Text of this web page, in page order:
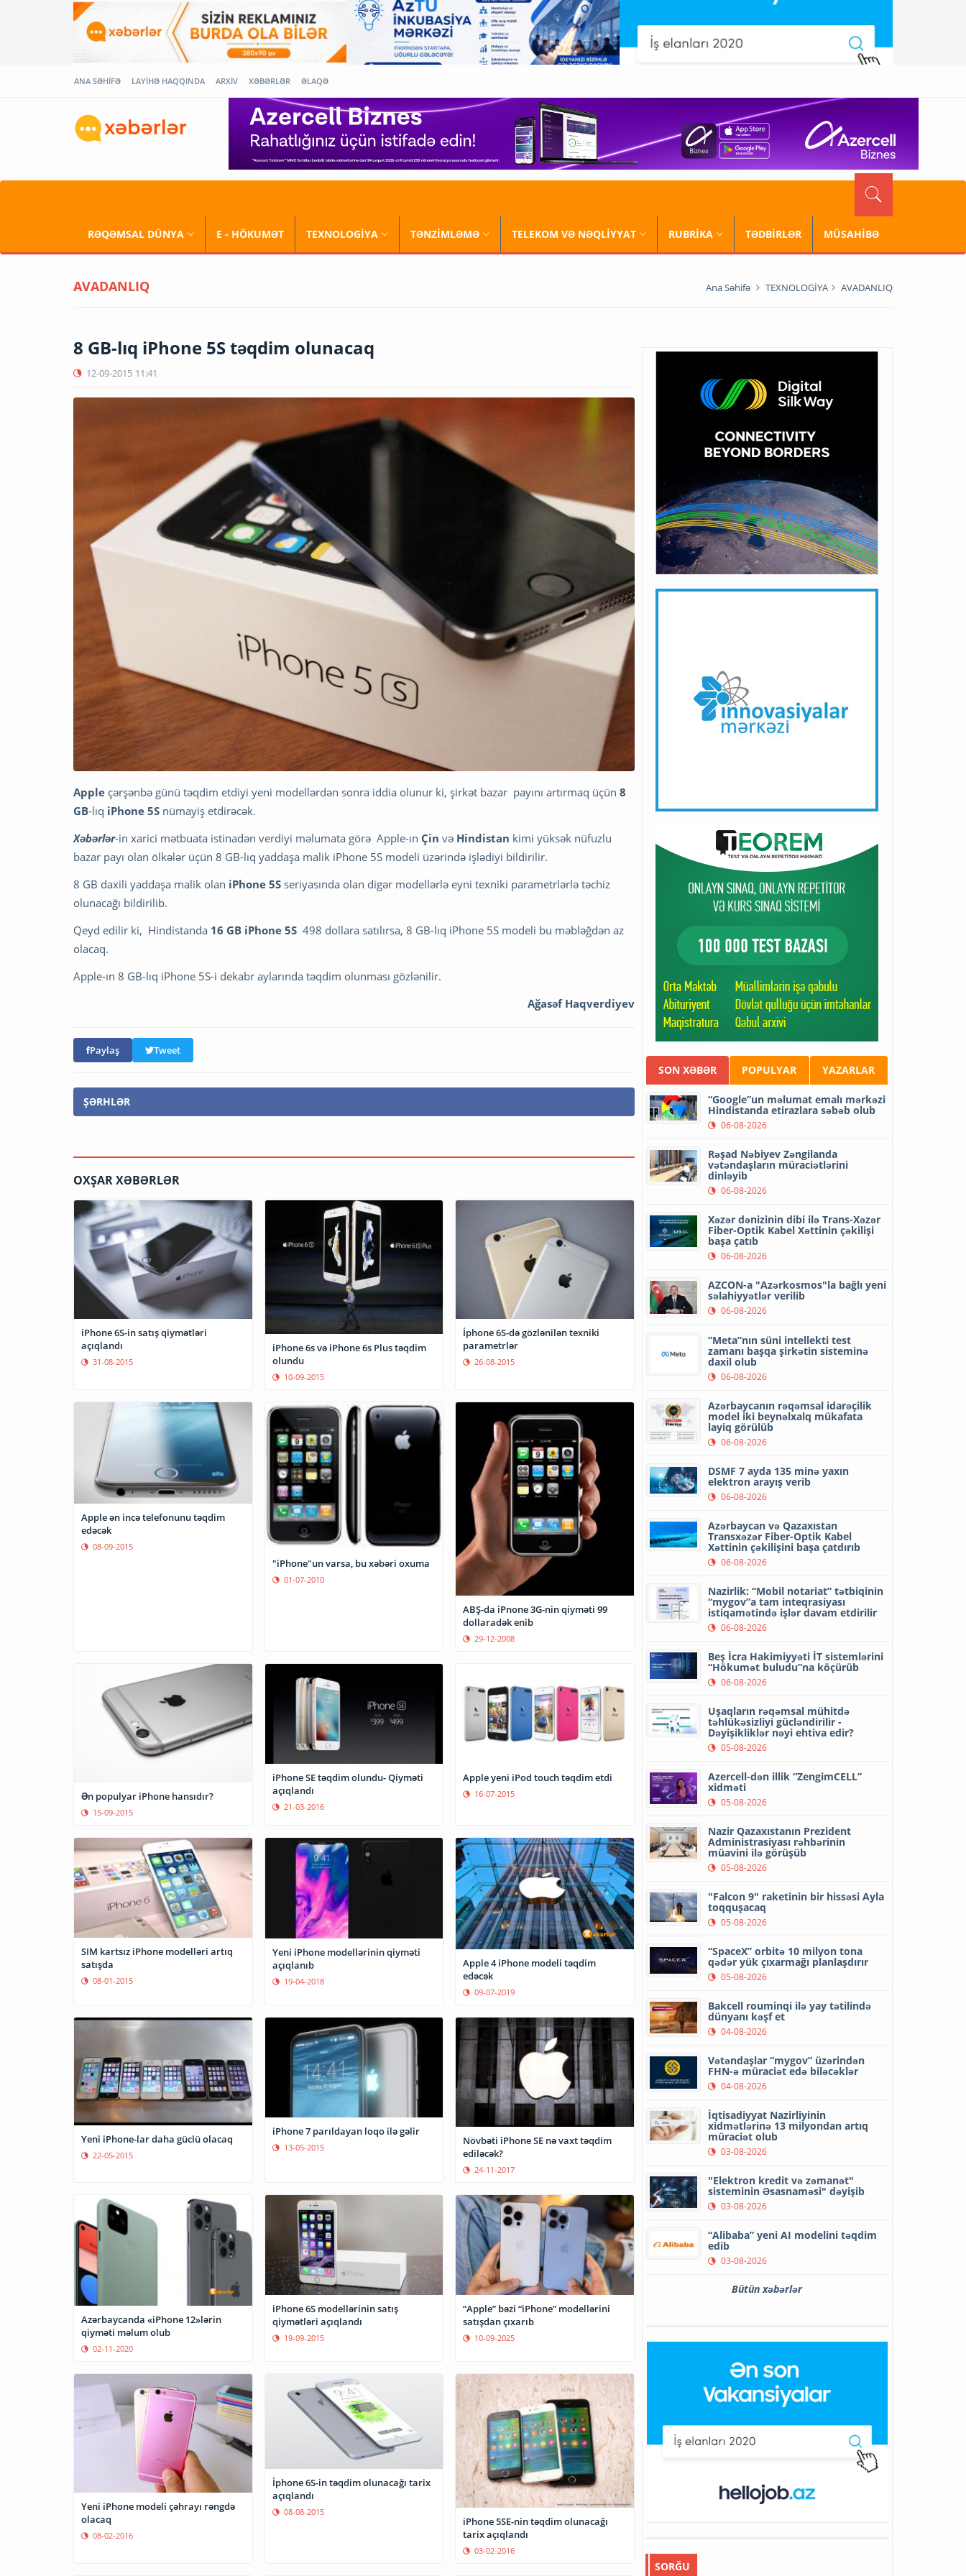
ANA SƏHİFƏ LAYİHƏ HAQQINDA ARXİV XƏBƏRLƏR ƏLAQƏ
RƏQƏMSAL DÜNYA E - HÖKUMƏT TEXNOLOGİYA TƏNZİMLƏMƏ TELEKOM VƏ NƏQLİYYAT RUBRİKA TƏDBİRLƏR MÜSAHİBƏ
AVADANLIQ Ana Səhifə TEXNOLOGİYA AVADANLIQ
8 GB-lıq iPhone 5S təqdim olunacaq
12-09-2015 11:41
Apple çərşənbə günü təqdim etdiyi yeni modellərdən sonra iddia olunur ki, şirkət bazar payını artırmaq üçün 8
GB-lıq iPhone 5S nümayiş etdirəcək.
Xəbərlər-in xarici mətbuata istinadən verdiyi məlumata görə Apple-ın Çin və Hindistan kimi yüksək nüfuzlu
bazar payı olan ölkələr üçün 8 GB-lıq yaddaşa malik iPhone 5S modeli üzərində işlədiyi bildirilir.
8 GB daxili yaddaşa malik olan iPhone 5S seriyasında olan digər modellərlə eyni texniki parametrlərlə təchiz
olunacağı bildirilib.
Qeyd edilir ki, Hindistanda 16 GB iPhone 5S 498 dollara satılırsa, 8 GB-lıq iPhone 5S modeli bu məbləğdən az
olacaq.
Apple-ın 8 GB-lıq iPhone 5S-i dekabr aylarında təqdim olunması gözlənilir.
Ağasəf Haqverdiyev
Paylaş Tweet
ŞƏRHLƏR
OXŞAR XƏBƏRLƏR
iPhone 6S-in satış qiymətləri
açıqlandı
31-08-2015
iPhone 6s və iPhone 6s Plus təqdim
olundu
10-09-2015
İphone 6S-də gözlənilən texniki
parametrlər
26-08-2015
Apple ən incə telefonunu təqdim
edəcək
08-09-2015
"iPhone"un varsa, bu xəbəri oxuma
01-07-2010
ABŞ-da iPnone 3G-nin qiyməti 99
dollaradək enib
29-12-2008
Ən populyar iPhone hansıdır?
15-09-2015
iPhone SE təqdim olundu- Qiyməti
açıqlandı
21-03-2016
Apple yeni iPod touch təqdim etdi
16-07-2015
SIM kartsız iPhone modelləri artıq
satışda
08-01-2015
Yeni iPhone modellərinin qiyməti
açıqlanıb
19-04-2018
Apple 4 iPhone modeli təqdim
edəcək
09-07-2019
Yeni iPhone-lar daha güclü olacaq
22-05-2015
iPhone 7 parıldayan loqo ilə gəlir
13-05-2015
Növbəti iPhone SE nə vaxt təqdim
ediləcək?
24-11-2017
Azərbaycanda «iPhone 12»lərin
qiyməti məlum olub
02-11-2020
iPhone 6S modellərinin satış
qiymətləri açıqlandı
19-09-2015
“Apple” bəzi “iPhone” modellərini
satışdan çıxarıb
10-09-2025
Yeni iPhone modeli çəhrayı rəngdə
olacaq
08-02-2016
İphone 6S-in təqdim olunacağı tarix
açıqlandı
08-08-2015
iPhone 5SE-nin təqdim olunacağı
tarix açıqlandı
03-02-2016
SON XƏBƏR POPULYAR YAZARLAR
“Google”un məlumat emalı mərkəzi
Hindistanda etirazlara səbəb olub
06-08-2026
Rəşad Nəbiyev Zəngilanda
vətəndaşların müraciətlərini
dinləyib
06-08-2026
Xəzər dənizinin dibi ilə Trans-Xəzər
Fiber-Optik Kabel Xəttinin çəkilişi
başa çatıb
06-08-2026
AZCON-a "Azərkosmos"la bağlı yeni
səlahiyyətlər verilib
06-08-2026
“Meta”nın süni intellekti test
zamanı başqa şirkətin sisteminə
daxil olub
06-08-2026
Azərbaycanın rəqəmsal idarəçilik
model iki beynəlxalq mükafata
layiq görülüb
06-08-2026
DSMF 7 ayda 135 minə yaxın
elektron arayış verib
06-08-2026
Azərbaycan və Qazaxıstan
Transxəzər Fiber-Optik Kabel
Xəttinin çəkilişini başa çatdırıb
06-08-2026
Nazirlik: “Mobil notariat” tətbiqinin
“mygov”a tam inteqrasiyası
istiqamətində işlər davam etdirilir
06-08-2026
Beş İcra Hakimiyyəti İT sistemlərini
“Hökumət buludu”na köçürüb
06-08-2026
Uşaqların rəqəmsal mühitdə
təhlükəsizliyi gücləndirilir -
Dəyişikliklər nəyi ehtiva edir?
05-08-2026
Azercell-dən illik “ZengimCELL”
xidməti
05-08-2026
Nazir Qazaxıstanın Prezident
Administrasiyası rəhbərinin
müavini ilə görüşüb
05-08-2026
"Falcon 9" raketinin bir hissəsi Ayla
toqquşacaq
05-08-2026
“SpaceX” orbitə 10 milyon tona
qədər yük çıxarmağı planlaşdırır
05-08-2026
Bakcell rouminqi ilə yay tətilində
dünyanı kəşf et
04-08-2026
Vətəndaşlar “mygov” üzərindən
FHN-ə müraciət edə biləcəklər
04-08-2026
İqtisadiyyat Nazirliyinin
xidmətlərinə 13 milyondan artıq
müraciət olub
03-08-2026
"Elektron kredit və zəmanət"
sisteminin Əsasnaməsi" dəyişib
03-08-2026
“Alibaba” yeni AI modelini təqdim
edib
03-08-2026
Bütün xəbərlər
SORĞU